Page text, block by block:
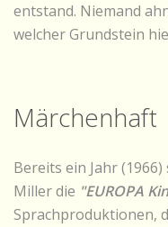
entstand. Niemand
welcher Grundstein
Märchenhaft
Bereits ein Jahr
Miller die "EUROPA
Sprachproduktionen,